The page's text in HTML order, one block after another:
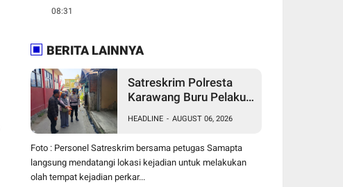
08:31
BERITA LAINNYA
Satreskrim Polresta
Karawang Buru Pelaku
Palumbonsari I, Korban
Rugi Rp19 Juta
HEADLINE - AUGUST 06, 2026
Foto : Personel Satreskrim bersama petugas Samapta
langsung mendatangi lokasi kejadian untuk melakukan
olah tempat kejadian perkar...